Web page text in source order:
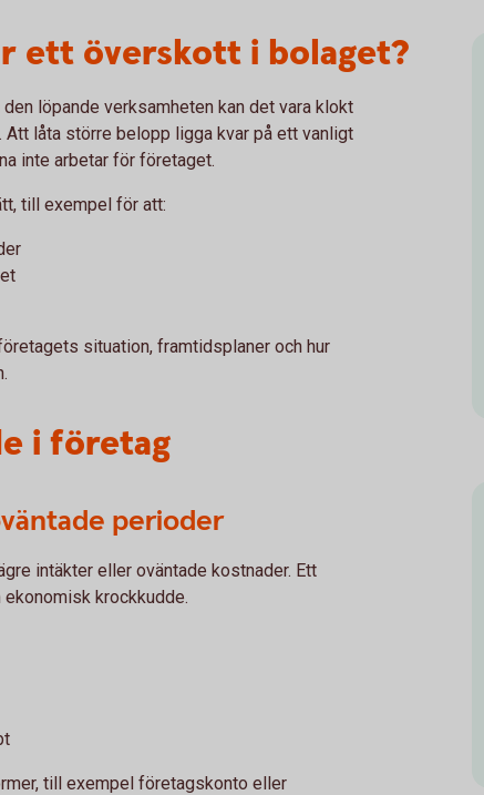
ett överskott i bolaget?
löpande verksamheten kan det vara klokt
låta större belopp ligga kvar på ett vanligt
inte arbetar för företaget.
till exempel för att:
situation, framtidsplaner och hur
i företag
perioder
intäkter eller oväntade kostnader. Ett
krockkudde.
till exempel företagskonto eller